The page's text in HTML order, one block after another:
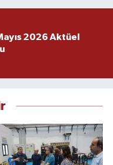
2026 Aktüel